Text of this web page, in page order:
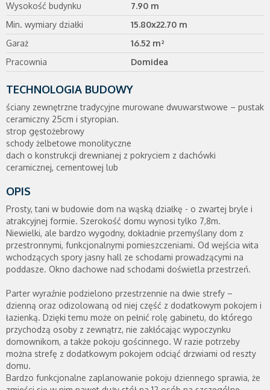
Wysokość budynku
7.90 m
Min. wymiary działki
15.80x22.70 m
Garaż
16.52 m²
Pracownia
Domidea
TECHNOLOGIA BUDOWY
ściany zewnętrzne tradycyjne murowane dwuwarstwowe – pustak
ceramiczny 25cm i styropian.
strop gęstożebrowy
schody żelbetowe monolityczne
dach o konstrukcji drewnianej z pokryciem z dachówki
ceramicznej, cementowej lub
OPIS
Prosty, tani w budowie dom na wąską działkę - o zwartej bryle i
atrakcyjnej formie. Szerokość domu wynosi tylko 7,8m.
Niewielki, ale bardzo wygodny, dokładnie przemyślany dom z
przestronnymi, funkcjonalnymi pomieszczeniami. Od wejścia wita
wchodzących spory jasny hall ze schodami prowadzącymi na
poddasze. Okno dachowe nad schodami doświetla przestrzeń.
Parter wyraźnie podzielono przestrzennie na dwie strefy –
dzienną oraz odizolowaną od niej część z dodatkowym pokojem i
łazienką. Dzięki temu może on pełnić rolę gabinetu, do którego
przychodzą osoby z zewnątrz, nie zakłócając wypoczynku
domownikom, a także pokoju gościnnego. W razie potrzeby
można strefę z dodatkowym pokojem odciąć drzwiami od reszty
domu.
Bardzo funkcjonalne zaplanowanie pokoju dziennego sprawia, że